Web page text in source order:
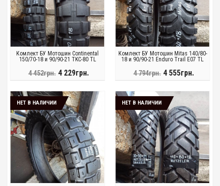
Комлект БУ Мотошин Continental
150/70-18 и 90/90-21 TKC-80 TL
4 452грн. 4 229грн.
Комлект БУ Мотошин Mitas 140/80-
18 и 90/90-21 Enduro Trail E07 TL
4 794грн. 4 555грн.
НЕТ В НАЛИЧИИ НЕТ В НАЛИЧИИ